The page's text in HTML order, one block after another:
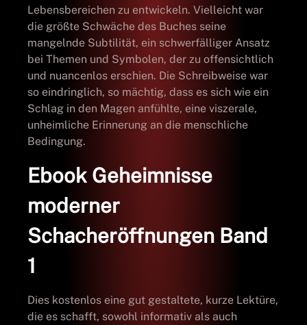
Lebensbereichen zu entwickeln. Vielleicht war
die größte Schwäche des Buches seine
mangelnde Subtilität, ein schwerfälliger Ansatz
bei Themen und Symbolen, der zu offensichtlich
und nuancenlos erschien. Die Schreibweise war
so eindringlich, so mächtig, dass es sich wie ein
Schlag in den Magen anfühlte, eine viszerale,
unheimliche Erinnerung an die menschliche
Bedingung.
Ebook Geheimnisse
moderner
Schacheröffnungen Band
1
Dies kostenlos eine gut gestaltete, kurze Lektüre,
die es schafft, sowohl informativ als auch